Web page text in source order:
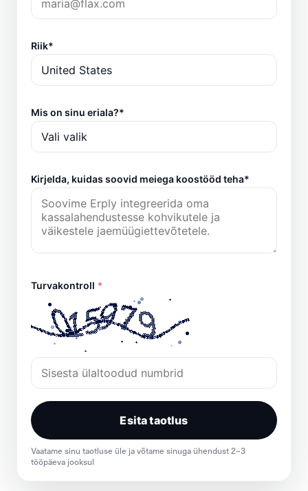
Riik*
Mis on sinu eriala?*
Kirjelda, kuidas soovid meiega koostööd teha*
Turvakontroll *
Esita taotlus
Vaatame sinu taotluse üle ja võtame sinuga ühendust 2–3
tööpäeva jooksul